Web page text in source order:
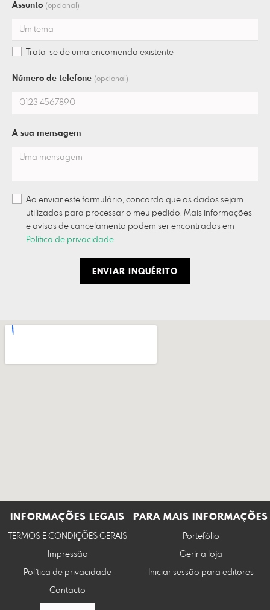
Assunto (opcional)
Trata-se de uma encomenda existente
Número de telefone (opcional)
A sua mensagem
Ao enviar este formulário, concordo que os dados sejam
utilizados para processar o meu pedido. Mais informações
e avisos de cancelamento podem ser encontrados em
Política de privacidade.
ENVIAR INQUÉRITO
INFORMAÇÕES LEGAIS
TERMOS E CONDIÇÕES GERAIS
Impressão
Política de privacidade
Contacto
PARA MAIS INFORMAÇÕES
Portefólio
Gerir a loja
Iniciar sessão para editores